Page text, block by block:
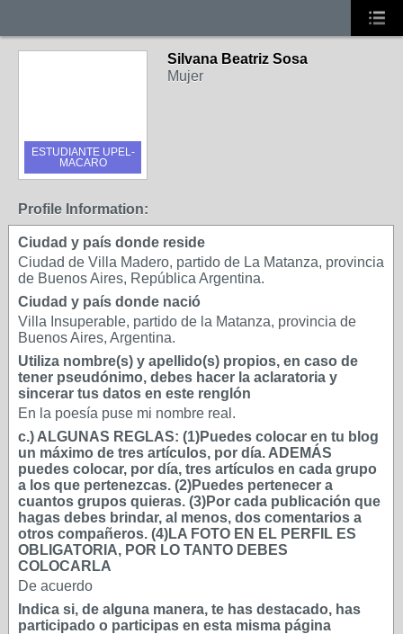
ESTUDIANTE UPEL-
MACARO
Silvana Beatriz Sosa
Mujer
Profile Information:
Ciudad y país donde reside
Ciudad de Villa Madero, partido de La Matanza, provincia
de Buenos Aires, República Argentina.
Ciudad y país donde nació
Villa Insuperable, partido de la Matanza, provincia de
Buenos Aires, Argentina.
Utiliza nombre(s) y apellido(s) propios, en caso de
tener pseudónimo, debes hacer la aclaratoria y
sincerar tus datos en este renglón
En la poesía puse mi nombre real.
c.) ALGUNAS REGLAS: (1)Puedes colocar en tu blog
un máximo de tres artículos, por día. ADEMÁS
puedes colocar, por día, tres artículos en cada grupo
a los que pertenezcas. (2)Puedes pertenecer a
cuantos grupos quieras. (3)Por cada publicación que
hagas debes brindar, al menos, dos comentarios a
otros compañeros. (4)LA FOTO EN EL PERFIL ES
OBLIGATORIA, POR LO TANTO DEBES
COLOCARLA
De acuerdo
Indica si, de alguna manera, te has destacado, has
participado o participas en esta misma página